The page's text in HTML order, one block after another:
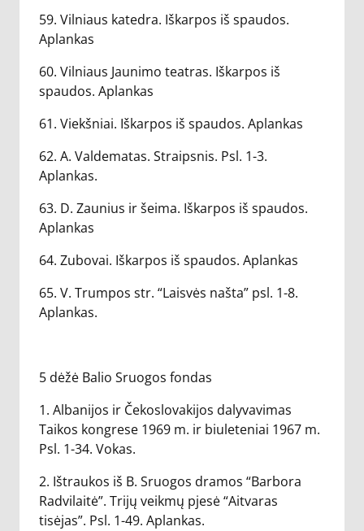
59. Vilniaus katedra. Iškarpos iš spaudos.
Aplankas
60. Vilniaus Jaunimo teatras. Iškarpos iš
spaudos. Aplankas
61. Viekšniai. Iškarpos iš spaudos. Aplankas
62. A. Valdematas. Straipsnis. Psl. 1-3.
Aplankas.
63. D. Zaunius ir šeima. Iškarpos iš spaudos.
Aplankas
64. Zubovai. Iškarpos iš spaudos. Aplankas
65. V. Trumpos str. “Laisvės našta” psl. 1-8.
Aplankas.
5 dėžė Balio Sruogos fondas
1. Albanijos ir Čekoslovakijos dalyvavimas
Taikos kongrese 1969 m. ir biuleteniai 1967 m.
Psl. 1-34. Vokas.
2. Ištraukos iš B. Sruogos dramos “Barbora
Radvilaitė”. Trijų veikmų pjesė “Aitvaras
tisėjas”. Psl. 1-49. Aplankas.